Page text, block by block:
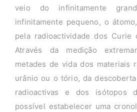
veio do infinitamente
infinitamente pequeno, o
pela radioactividade dos Curie
Através da medição
metades de vida dos materiais
urânio ou o tório, da
radioactivas e dos isótopos
possível estabelecer uma